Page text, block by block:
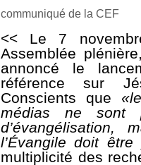
communiqué de la CEF
<< Le 7
Assemblée
annoncé le
référence sur
Conscients que
médias ne sont
l’Évangile doit
multiplicité des